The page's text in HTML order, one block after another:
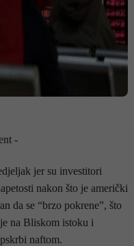
-
jer su investitori
nakon što je američki
da se “brzo pokrene”, što
na Bliskom istoku i
naftom.